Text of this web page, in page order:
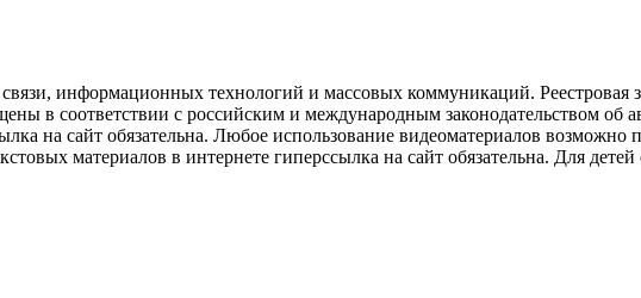
информационных технологий и массовых коммуникаций.
в соответствии с российским и международным законодательством
на сайт обязательна. Любое использование видеоматериалов
материалов в интернете гиперссылка на сайт обязательна. Для детей